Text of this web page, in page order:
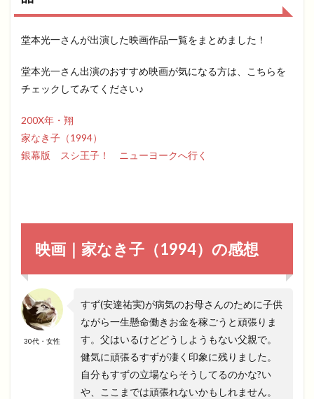
堂本光一さんが出演した映画作品一覧をまとめました！
堂本光一さん出演のおすすめ映画が気になる方は、こちらを
チェックしてみてください♪
200X年・翔
家なき子（1994）
銀幕版 スシ王子！ ニューヨークへ行く
映画｜家なき子（1994）の感想
30代・女性
すず(安達祐実)が病気のお母さんのために子供
ながら一生懸命働きお金を稼ごうと頑張りま
す。父はいるけどどうしようもない父親で。
健気に頑張るすずが凄く印象に残りました。
自分もすずの立場ならそうしてるのかな?い
や、ここまでは頑張れないかもしれません。